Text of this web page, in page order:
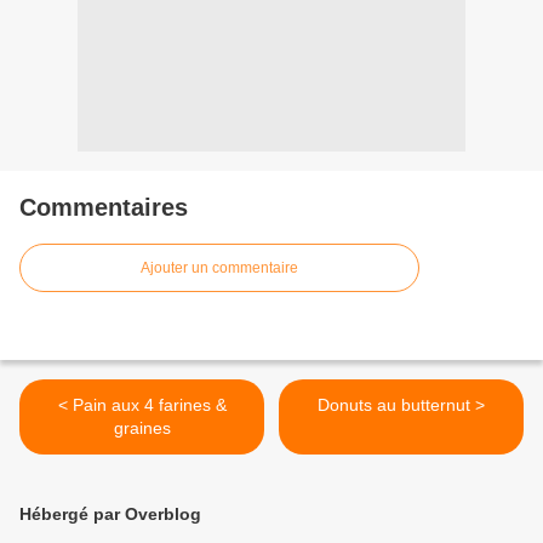
Commentaires
Ajouter un commentaire
< Pain aux 4 farines &
graines
Donuts au butternut >
Hébergé par Overblog